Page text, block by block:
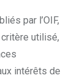
par l’OIF,
utilisé,
intérêts de